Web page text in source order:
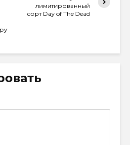
лимитированный
сорт Day of The Dead